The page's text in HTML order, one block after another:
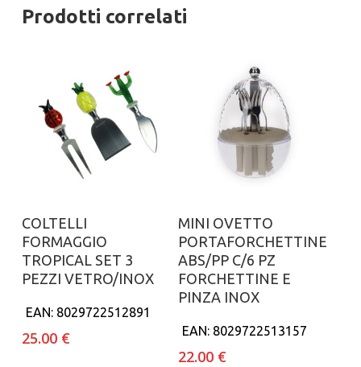
Prodotti correlati
Aggiungi al carrello
COLTELLI
FORMAGGIO
TROPICAL SET 3
PEZZI VETRO/INOX
EAN: 8029722512891
25.00 €
Aggiungi al carrello
MINI OVETTO
PORTAFORCHETTINE
ABS/PP C/6 PZ
FORCHETTINE E
PINZA INOX
EAN: 8029722513157
22.00 €